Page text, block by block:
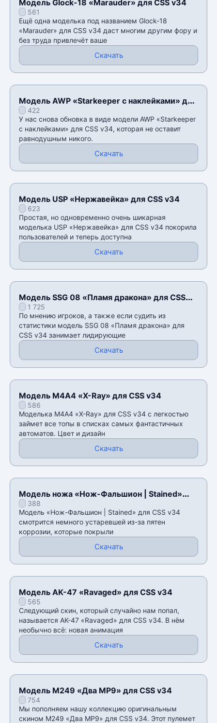
Модель Glock-18 «Marauder» для CSS v34
561
Ещё одна моделька под названием Glock-18
«Marauder» для CSS v34 даст многим другим фору и
без труда привлечёт ваше
Скачать
Модель AWP «Starkeeper с наклейками» для
CSS v34
422
У нас снова обновка в виде модели AWP «Starkeeper
с наклейками» для CSS v34, которая не оставит
равнодушным никого.
Скачать
Модель USP «Нержавейка» для CSS v34
623
Простая, но одновременно очень шикарная
моделька USP «Нержавейка» для CSS v34 покорила
пользователей и теперь доступна
Скачать
Модель SSG 08 «Пламя дракона» для CSS
v341 725
По мнению игроков, а также если судить из
статистики модель SSG 08 «Пламя дракона» для
CSS v34 занимает лидирующие
Скачать
Модель М4А4 «X-Ray» для CSS v34
586
Моделька М4А4 «X-Ray» для CSS v34 с легкостью
займет все топы в списках самых фантастичных
автоматов. Цвет и дизайн
Скачать
Модель ножа «Нож-Фальшион | Stained»
для CSS v34
388
Модель «Нож-Фальшион | Stained» для CSS v34
смотрится немного устаревшей из-за пятен
коррозии, которые покрыли
Скачать
Модель AK-47 «Ravaged» для CSS v34
565
Следующий скин, который случайно нам попал,
называется AK-47 «Ravaged» для CSS v34. В нëм
необычно всë: новая анимация
Скачать
Модель M249 «Два MP9» для CSS v34
754
Мы пополняем нашу коллекцию оригинальным
скином M249 «Два MP9» для CSS v34. Этот пулемет